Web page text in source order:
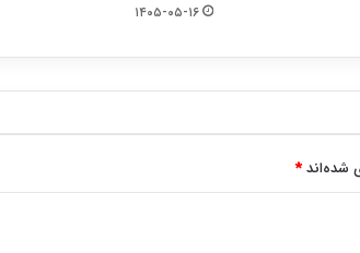
۱۴۰۵-۰۵-۱۶
شده‌اند*